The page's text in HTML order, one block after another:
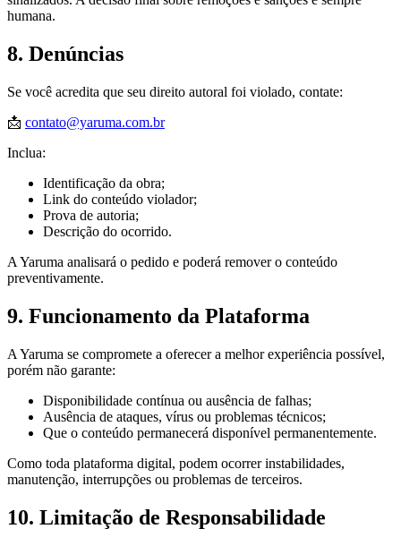
humana.
8. Denúncias
Se você acredita que seu direito autoral foi violado, contate:
📩 contato@yaruma.com.br
Inclua:
Identificação da obra;
Link do conteúdo violador;
Prova de autoria;
Descrição do ocorrido.
A Yaruma analisará o pedido e poderá remover o conteúdo
preventivamente.
9. Funcionamento da Plataforma
A Yaruma se compromete a oferecer a melhor experiência possível,
porém não garante:
Disponibilidade contínua ou ausência de falhas;
Ausência de ataques, vírus ou problemas técnicos;
Que o conteúdo permanecerá disponível permanentemente.
Como toda plataforma digital, podem ocorrer instabilidades,
manutenção, interrupções ou problemas de terceiros.
10. Limitação de Responsabilidade